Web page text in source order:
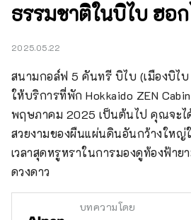
ธรรมชาติในบิไบ ฮอ
2025.05.22
สนามกอล์ฟ 5 คันทรี บิไบ (เมืองบิไบ
ให้บริการที่พัก Hokkaido ZEN
พฤษภาคม 2025 เป็นต้นไป คุณจะไ
สวยงามของผืนแผ่นดินอันกว้างใหญ่
เวลาสุดหรูหราในการมองดูท้องฟ้าย
ดวงดาว
บทความโดย